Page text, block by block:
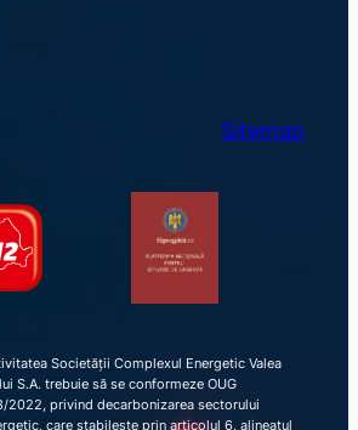
Sitemap
Societății Complexul Energetic Valea
S.A. trebuie să se conformeze OUG
2022, privind decarbonizarea sectorului
care stabilește prin articolul 6, alineatul